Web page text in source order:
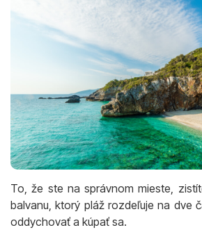
To, že ste na správnom mieste,
balvanu, ktorý pláž rozdeľuje na dve
oddychovať a kúpať sa.